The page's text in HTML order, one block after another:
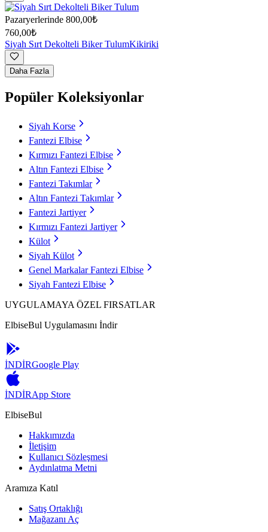
Pazaryerlerinde 800,00₺
760,00₺
Siyah Sırt Dekolteli Biker TulumKikiriki
Daha Fazla
Popüler Koleksiyonlar
Siyah Korse
Fantezi Elbise
Kırmızı Fantezi Elbise
Altın Fantezi Elbise
Fantezi Takımlar
Altın Fantezi Takımlar
Fantezi Jartiyer
Kırmızı Fantezi Jartiyer
Külot
Siyah Külot
Genel Markalar Fantezi Elbise
Siyah Fantezi Elbise
UYGULAMAYA ÖZEL FIRSATLAR
ElbiseBul Uygulamasını İndir
İNDİRGoogle Play
İNDİRApp Store
ElbiseBul
Hakkımızda
İletişim
Kullanıcı Sözleşmesi
Aydınlatma Metni
Aramıza Katıl
Satış Ortaklığı
Mağazanı Aç